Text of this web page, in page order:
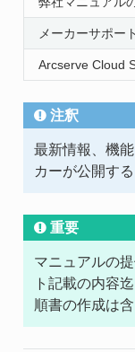
メーカーサポート
Arcserve Cloud
注釈
最新情報、機
カーが公開す
重要
マニュアルの
ト記載の内容
順書の作成は含